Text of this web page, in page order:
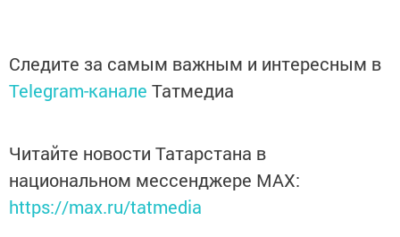
Следите за самым важным и интересным в
Telegram-канале Татмедиа
Читайте новости Татарстана в
национальном мессенджере MАХ:
https://max.ru/tatmedia